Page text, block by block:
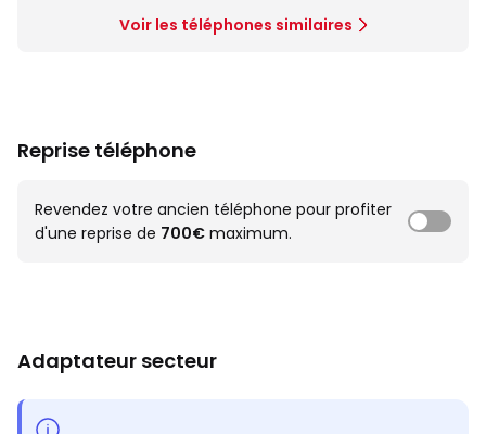
Voir les téléphones similaires
Reprise téléphone
Revendez votre ancien téléphone pour profiter
d'une reprise de 700€ maximum.
Adaptateur secteur